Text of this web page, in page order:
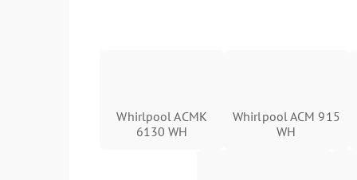
Whirlpool ACMK
6130 WH
Whirlpool ACM 915
WH